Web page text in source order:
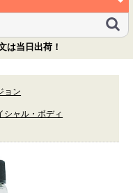
は当日出荷！
ョン
シャル・ボディ